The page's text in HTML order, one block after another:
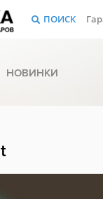
ПОИСК
НОВИНКИ